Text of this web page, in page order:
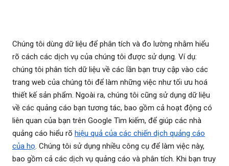
Chúng tôi dùng dữ liệu để phân tích và đo lường nhằm hiểu
rõ cách các dịch vụ của chúng tôi được sử dụng. Ví dụ:
chúng tôi phân tích dữ liệu về các lần bạn truy cập vào các
trang web của chúng tôi để làm những việc như tối ưu hoá
thiết kế sản phẩm. Ngoài ra, chúng tôi cũng sử dụng dữ liệu
về các quảng cáo bạn tương tác, bao gồm cả hoạt động có
liên quan của bạn trên Google Tìm kiếm, để giúp các nhà
quảng cáo hiểu rõ hiệu quả của các chiến dịch quảng cáo
của họ. Chúng tôi sử dụng nhiều công cụ để làm việc này,
bao gồm cả các dịch vụ quảng cáo và phân tích. Khi bạn truy